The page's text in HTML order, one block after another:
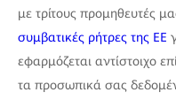
με τρίτους προμηθευτές
συμβατικές ρήτρες της ΕΕ
εφαρμόζεται αντίστοιχο
τα προσωπικά σας